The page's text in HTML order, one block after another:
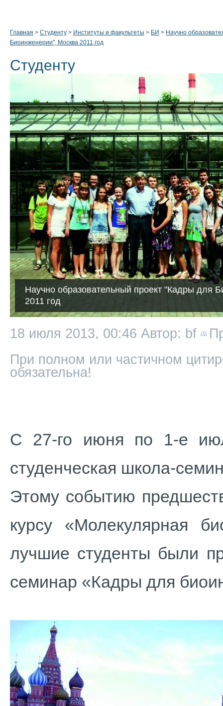
Главная > Студенту > Институты и факультеты > БИ > Научно
Биоинженерии", Москва 2011 год
Студенту
Научно образовательный проект "Кадры для
2011 год
18 июля 2013, 00:46 Автор: bf
При полном или частичном
обязательна!
С 27-го июня по 1-е
студенческая школа-
Этому событию
курсу «Молекулярная
лучшие студенты были
семинар «Кадры для